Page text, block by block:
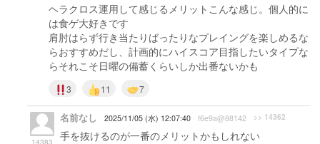
ヘラクロス運用して感じるメリットこんな感じ。個人的に
は食ゲ大好きです
肩肘はらず行き当たりばったりなプレイングを楽しめるな
らおすすめだし、計画的にハイスコア目指したいタイプな
らそれこそ日曜の備蓄くらいしか出番ないかも
3 11 7
14383
名前なし 2025/11/05 (水) 12:07:40 f6e9a@88142 >> 14362
手を抜けるのが一番のメリットかもしれない